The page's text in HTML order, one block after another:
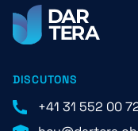
DISCUTONS
+41 31 552 00